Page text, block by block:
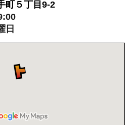
広島全域となります